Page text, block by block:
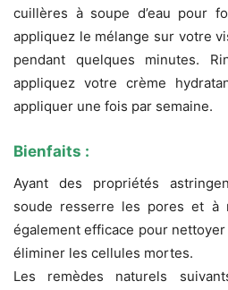
cuillères à soupe d’eau pour
appliquez le mélange sur votre
pendant quelques minutes.
appliquez votre crème
appliquer une fois par semaine.
Bienfaits :
Ayant des propriétés
soude resserre les pores et
également efficace pour
éliminer les cellules mortes.
Les remèdes naturels